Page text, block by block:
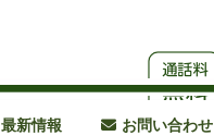
最新情報 お問い合わせ